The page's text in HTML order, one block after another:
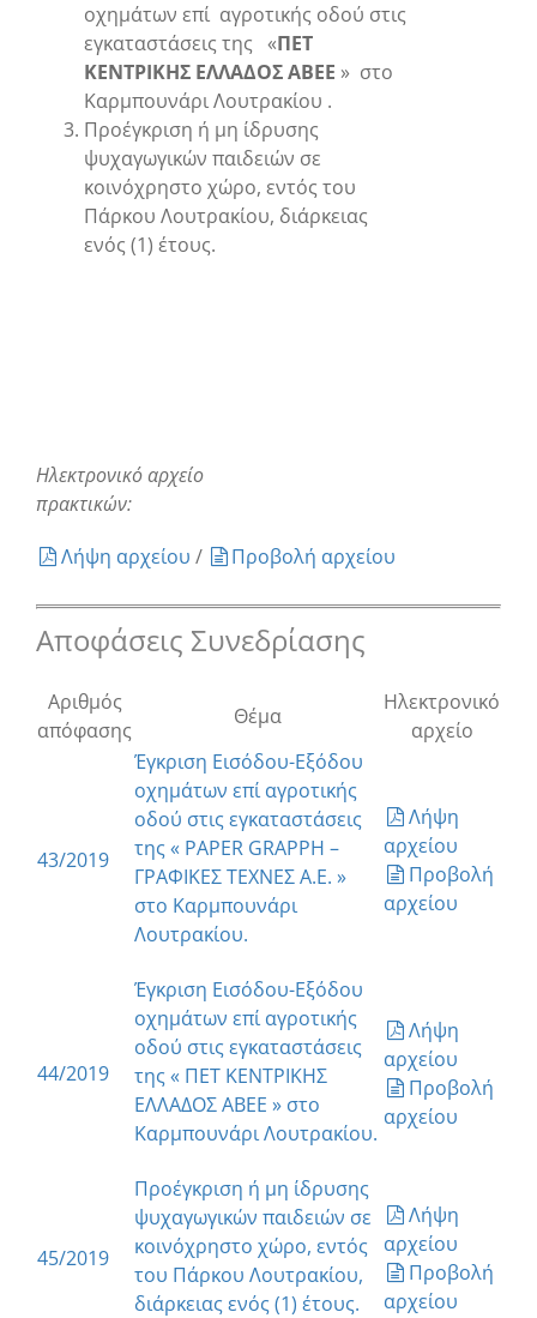
οχημάτων επί αγροτικής οδού στις
εγκαταστάσεις της «ΠΕΤ
ΚΕΝΤΡΙΚΗΣ ΕΛΛΑΔΟΣ ΑΒΕΕ » στο
Καρμπουνάρι Λουτρακίου .
Προέγκριση ή μη ίδρυσης
ψυχαγωγικών παιδειών σε
κοινόχρηστο χώρο, εντός του
Πάρκου Λουτρακίου, διάρκειας
ενός (1) έτους.
Ηλεκτρονικό αρχείο
πρακτικών:
Λήψη αρχείου / Προβολή αρχείου
Αποφάσεις Συνεδρίασης
Αριθμός
απόφασης
Θέμα
Ηλεκτρονικό
αρχείο
43/2019
Έγκριση Εισόδου-Εξόδου
οχημάτων επί αγροτικής
οδού στις εγκαταστάσεις
της « PAPER GRAPPH –
ΓΡΑΦΙΚΕΣ ΤΕΧΝΕΣ Α.Ε. »
στο Καρμπουνάρι
Λουτρακίου.
Λήψη
αρχείου
Προβολή
αρχείου
44/2019
Έγκριση Εισόδου-Εξόδου
οχημάτων επί αγροτικής
οδού στις εγκαταστάσεις
της « ΠΕΤ ΚΕΝΤΡΙΚΗΣ
ΕΛΛΑΔΟΣ ΑΒΕΕ » στο
Καρμπουνάρι Λουτρακίου.
Λήψη
αρχείου
Προβολή
αρχείου
45/2019
Προέγκριση ή μη ίδρυσης
ψυχαγωγικών παιδειών σε
κοινόχρηστο χώρο, εντός
του Πάρκου Λουτρακίου,
διάρκειας ενός (1) έτους.
Λήψη
αρχείου
Προβολή
αρχείου